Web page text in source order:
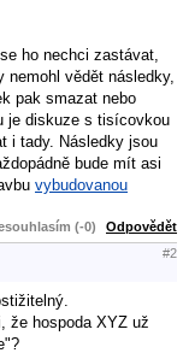
ho nechci zastávat,
vědět následky,
pak smazat nebo
je diskuze s tisícovkou
i tady. Následky jsou
bude mít asi
vybudovanou
(-0) Odpovědět
#2
že hospoda XYZ už